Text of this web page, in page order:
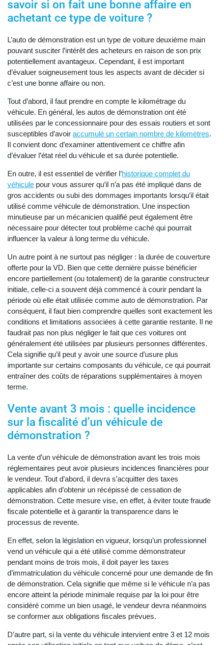
savoir si on fait une bonne affaire en
achetant ce type de voiture ?
L’auto de démonstration est un type de voiture deuxième main
pouvant susciter l’intérêt des acheteurs en raison de son prix
potentiellement avantageux. Cependant, il est important
d’évaluer soigneusement tous les aspects avant de décider si
c’est une bonne affaire ou non.
Tout d’abord, il faut prendre en compte le kilométrage du
véhicule. En général, les autos de démonstration ont été
utilisées par le concessionnaire pour des essais routiers et sont
susceptibles d’avoir accumulé un certain nombre de kilomètres.
Il convient donc d’examiner attentivement ce chiffre afin
d’évaluer l’état réel du véhicule et sa durée potentielle.
En outre, il est essentiel de vérifier l’historique complet du
véhicule pour vous assurer qu’il n’a pas été impliqué dans de
gros accidents ou subi des dommages importants lorsqu’il était
utilisé comme véhicule de démonstration. Une inspection
minutieuse par un mécanicien qualifié peut également être
nécessaire pour détecter tout problème caché qui pourrait
influencer la valeur à long terme du véhicule.
Un autre point à ne surtout pas négliger : la durée de couverture
offerte pour la VD. Bien que cette dernière puisse bénéficier
encore partiellement (ou totalement) de la garantie constructeur
initiale, celle-ci a souvent déjà commencé à courir pendant la
période où elle était utilisée comme auto de démonstration. Par
conséquent, il faut bien comprendre quelles sont exactement les
conditions et limitations associées à cette garantie restante. Il ne
faudrait pas non plus négliger le fait que ces voitures ont
généralement été utilisées par plusieurs personnes différentes.
Cela signifie qu’il peut y avoir une source d’usure plus
importante sur certains composants du véhicule, ce qui pourrait
entraîner des coûts de réparations supplémentaires à moyen
terme.
Vente avant 3 mois : quelle incidence
sur la fiscalité d’un véhicule de
démonstration ?
La vente d’un véhicule de démonstration avant les trois mois
réglementaires peut avoir plusieurs incidences financières pour
le vendeur. Tout d’abord, il devra s’acquitter des taxes
applicables afin d’obtenir un récépissé de cessation de
démonstration. Cette mesure vise, en effet, à éviter toute fraude
fiscale potentielle et à garantir la transparence dans le
processus de revente.
En effet, selon la législation en vigueur, lorsqu’un professionnel
vend un véhicule qui a été utilisé comme démonstrateur
pendant moins de trois mois, il doit payer les taxes
d’immatriculation du véhicule concerné pour une demande de fin
de démonstration. Cela signifie que même si le véhicule n’a pas
encore atteint la période minimale requise par la loi pour être
considéré comme un bien usagé, le vendeur devra néanmoins
se conformer aux obligations fiscales prévues.
D’autre part, si la vente du véhicule intervient entre 3 et 12 mois